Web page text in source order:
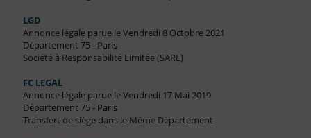
LGD
Annonce légale parue le Vendredi 8 Octobre 2021
Département 75 - Paris
Société à Responsabilité Limitée (SARL)
FC LEGAL
Annonce légale parue le Vendredi 17 Mai 2019
Département 75 - Paris
Transfert de siège dans le Même Département